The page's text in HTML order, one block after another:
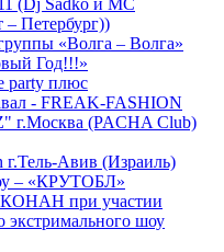
(Dj Sadko и MC
– Петербург))
«Волга – Волга»
Год!!!»
party плюс
- FREAK-FASHION
г.Москва (PACHA Club)
г.Тель-Авив (Израиль)
«КРУТОБЛ»
КОНАН при участии
экстримального шоу